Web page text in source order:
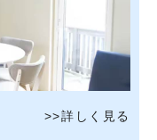
>>詳しく見る